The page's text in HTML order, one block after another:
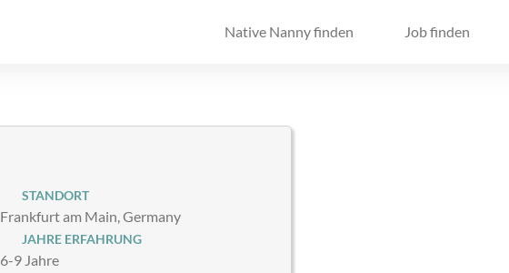
Native Nanny finden Job finden
STANDORT
Frankfurt am Main, Germany
JAHRE ERFAHRUNG
6-9 Jahre